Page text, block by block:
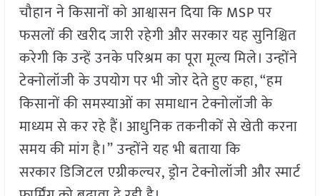
चौहान ने किसानों को आश्वासन दिया कि MSP पर
फसलों की खरीद जारी रहेगी और सरकार यह सुनिश्चित
करेगी कि उन्हें उनके परिश्रम का पूरा मूल्य मिले। उन्होंने
टेक्नोलॉजी के उपयोग पर भी जोर देते हुए कहा, “हम
किसानों की समस्याओं का समाधान टेक्नोलॉजी के
माध्यम से कर रहे हैं। आधुनिक तकनीकों से खेती करना
समय की मांग है।” उन्होंने यह भी बताया कि
सरकार डिजिटल एग्रीकल्चर, ड्रोन टेक्नोलॉजी और स्मार्ट